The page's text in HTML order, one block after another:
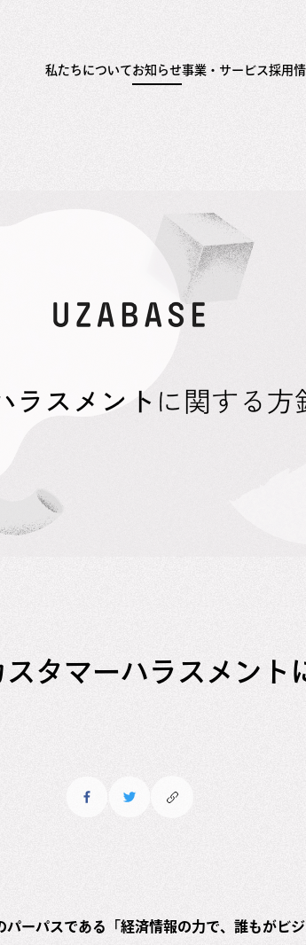
私たちについてお知らせ事業・サービス採用
タマーハラスメント
ーパスである「経済情報の力で、誰もがビ